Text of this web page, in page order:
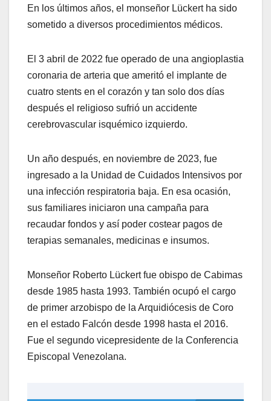
En los últimos años, el monseñor Lückert ha sido
sometido a diversos procedimientos médicos.
El 3 abril de 2022 fue operado de una angioplastia
coronaria de arteria que ameritó el implante de
cuatro stents en el corazón y tan solo dos días
después el religioso sufrió un accidente
cerebrovascular isquémico izquierdo.
Un año después, en noviembre de 2023, fue
ingresado a la Unidad de Cuidados Intensivos por
una infección respiratoria baja. En esa ocasión,
sus familiares iniciaron una campaña para
recaudar fondos y así poder costear pagos de
terapias semanales, medicinas e insumos.
Monseñor Roberto Lückert fue obispo de Cabimas
desde 1985 hasta 1993. También ocupó el cargo
de primer arzobispo de la Arquidiócesis de Coro
en el estado Falcón desde 1998 hasta el 2016. ​
Fue el segundo vicepresidente de la Conferencia
Episcopal Venezolana.